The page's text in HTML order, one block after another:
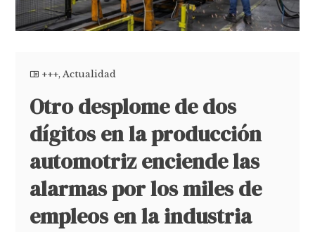
+++,Actualidad
Otro desplome de dos
dígitos en la producción
automotriz enciende las
alarmas por los miles de
empleos en la industria